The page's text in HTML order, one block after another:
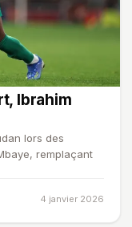
Ibrahim
lors des
remplaçant
4 janvier 2026